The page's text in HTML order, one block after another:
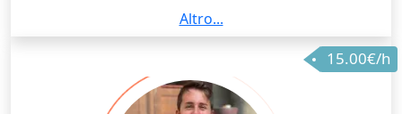
Sono madrelingua italiana, e lavoro attualmente
come insegnante di italiano per stranieri e per
madrelingua a livello di scuole elementari e medie.
Sto inoltre scrivendo un manuale proprio in questo
settore.
Altro...
15.00€/h